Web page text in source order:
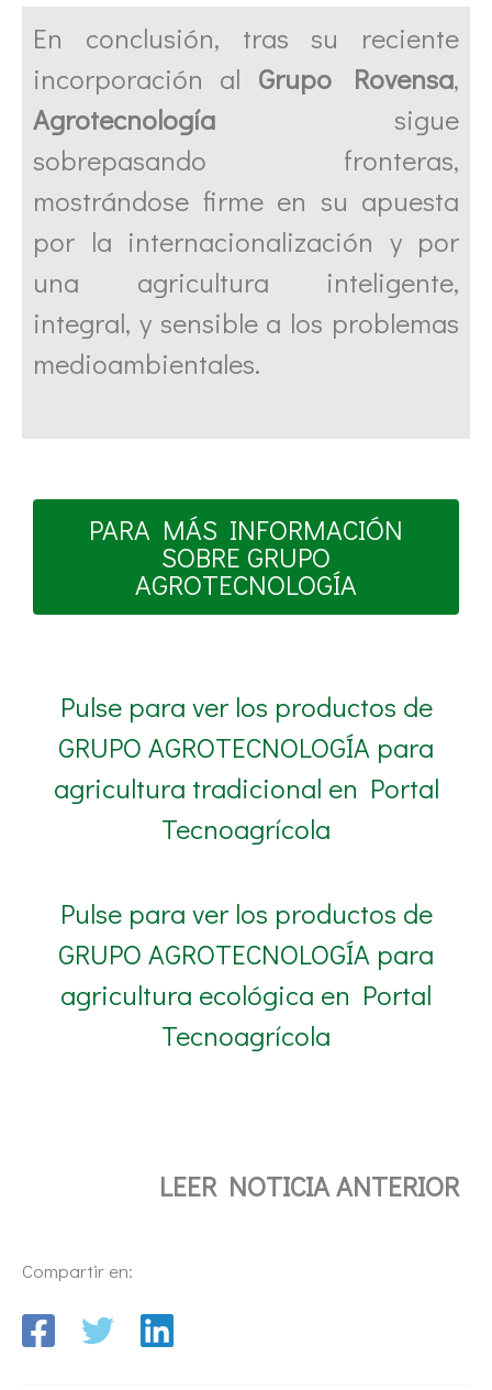
En conclusión, tras su reciente
incorporación al Grupo Rovensa,
Agrotecnología sigue
sobrepasando fronteras,
mostrándose firme en su apuesta
por la internacionalización y por
una agricultura inteligente,
integral, y sensible a los problemas
medioambientales.
PARA MÁS INFORMACIÓN
SOBRE GRUPO
AGROTECNOLOGÍA
Pulse para ver los productos de
GRUPO AGROTECNOLOGÍA para
agricultura tradicional en Portal
Tecnoagrícola
Pulse para ver los productos de
GRUPO AGROTECNOLOGÍA para
agricultura ecológica en Portal
Tecnoagrícola
LEER NOTICIA ANTERIOR
Compartir en: